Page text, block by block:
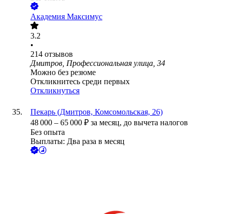
Академия Максимус
3.2
•
214 отзывов
Дмитров, Профессиональная улица, 34
Можно без резюме
Откликнитесь среди первых
Откликнуться
Пекарь (Дмитров, Комсомольская, 26)
48 000 – 65 000 ₽ за месяц, до вычета налогов
Без опыта
Выплаты: Два раза в месяц